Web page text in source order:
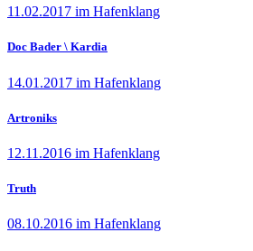
11.02.2017 im Hafenklang
Doc Bader \ Kardia
14.01.2017 im Hafenklang
Artroniks
12.11.2016 im Hafenklang
Truth
08.10.2016 im Hafenklang